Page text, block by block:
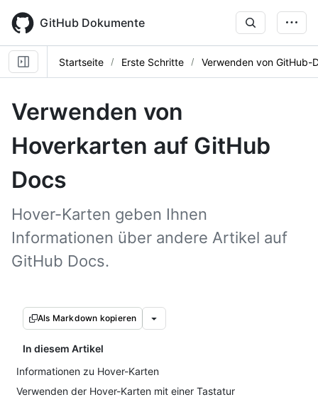
main
content
GitHub Dokumente
Startseite Erste Schritte Verwenden von GitHub-
Verwenden von
Hoverkarten auf GitHub
Docs
Hover-Karten geben Ihnen
Informationen über andere Artikel auf
GitHub Docs.
Als Markdown kopieren
In diesem Artikel
Informationen zu Hover-Karten
Verwenden der Hover-Karten mit einer Tastatur